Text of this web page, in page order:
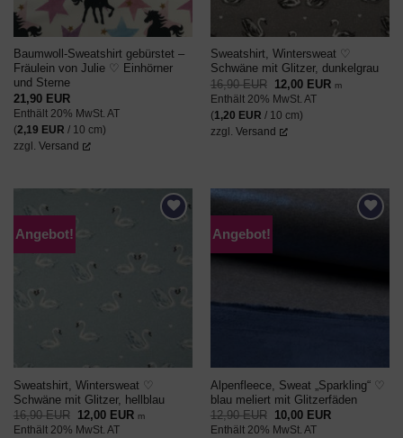
Baumwoll-Sweatshirt gebürstet –
Fräulein von Julie ♡ Einhörner
und Sterne
21,90 EUR
Enthält 20% MwSt. AT
(2,19 EUR / 10 cm)
zzgl. Versand
Sweatshirt, Wintersweat ♡
Schwäne mit Glitzer, dunkelgrau
16,90EUR
Ursprünglicher
Preis
war:
16,90 EUR
12,00 EURAktueller
m
Enthält 20% MwSt. AT
(1,20 EUR / 10 cm)
zzgl. Versand
Angebot!
WUNSCHZETTEL
Sweatshirt, Wintersweat ♡
Schwäne mit Glitzer, hellblau
16,90EUR
Ursprünglicher
Preis
12,00 EURAktueller
m
Enthält 20% MwSt. AT
Angebot!
Alpenfleece, Sweat „Sparkling“ ♡
blau meliert mit Glitzerfäden
12,90EUR
Ursprünglicher
Preis
10,00 EURAktueller
Enthält 20% MwSt. AT